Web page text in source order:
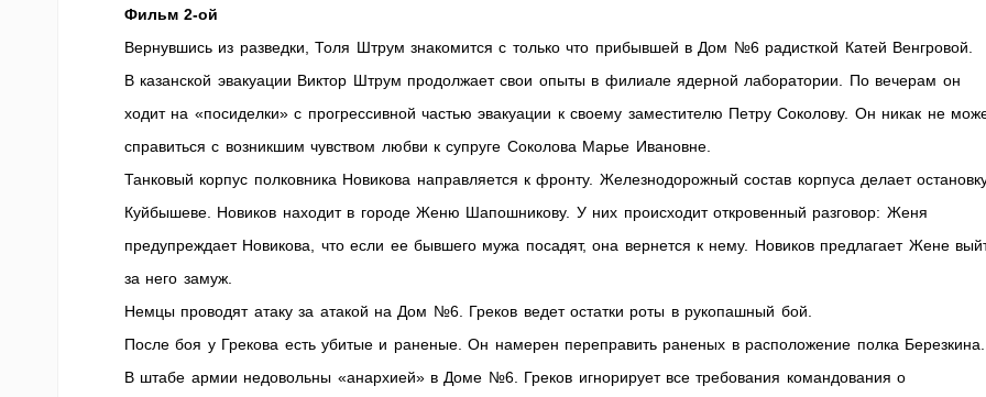
Фильм 2-ой
Вернувшись из разведки, Толя Штрум знакомится с только что прибывшей в Дом №6 радисткой Катей Венгровой.
В казанской эвакуации Виктор Штрум продолжает свои опыты в филиале ядерной лаборатории. По вечерам он
ходит на «посиделки» с прогрессивной частью эвакуации к своему заместителю Петру Соколову. Он никак не
справиться с возникшим чувством любви к супруге Соколова Марье Ивановне.
Танковый корпус полковника Новикова направляется к фронту. Железнодорожный состав корпуса делает
Куйбышеве. Новиков находит в городе Женю Шапошникову. У них происходит откровенный разговор: Женя
предупреждает Новикова, что если ее бывшего мужа посадят, она вернется к нему. Новиков предлагает Жене
за него замуж.
Немцы проводят атаку за атакой на Дом №6. Греков ведет остатки роты в рукопашный бой.
После боя у Грекова есть убитые и раненые. Он намерен переправить раненых в расположение полка Березкина.
В штабе армии недовольны «анархией» в Доме №6. Греков игнорирует все требования командования о